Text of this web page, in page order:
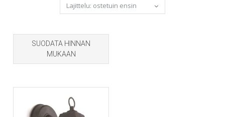
SUODATA HINNAN
MUKAAN